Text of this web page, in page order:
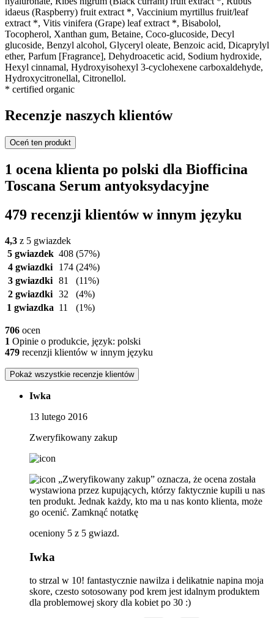
idaeus (Raspberry) fruit extract *, Vaccinium myrtillus fruit/leaf
extract *, Vitis vinifera (Grape) leaf extract *, Bisabolol,
Tocopherol, Xanthan gum, Betaine, Coco-glucoside, Decyl
glucoside, Benzyl alcohol, Glyceryl oleate, Benzoic acid, Dicaprylyl
ether, Parfum [Fragrance], Dehydroacetic acid, Sodium hydroxide,
Hexyl cinnamal, Hydroxyisohexyl 3-cyclohexene carboxaldehyde,
Hydroxycitronellal, Citronellol.
* certified organic
Recenzje naszych klientów
Oceń ten produkt
1 ocena klienta po polski dla Biofficina
Toscana Serum antyoksydacyjne
479 recenzji klientów w innym języku
4,3 z 5 gwiazdek
5 gwiazdek 408 (57%)
4 gwiazdki
174 (24%)
3 gwiazdki 81
(11%)
2 gwiazdki 32
(4%)
1 gwiazdka 11 (1%)
706 ocen
1 Opinie o produkcie, język: polski
479 recenzji klientów w innym języku
Pokaż wszystkie recenzje klientów
Iwka
13 lutego 2016
Zweryfikowany zakup
„Zweryfikowany zakup” oznacza, że ​​ocena została
wystawiona przez kupujących, którzy faktycznie kupili u nas
ten produkt. Jednak każdy, kto ma u nas konto klienta, może
go ocenić. Zamknąć notatkę
oceniony 5 z 5 gwiazd.
Iwka
to strzal w 10! fantastycznie nawilza i delikatnie napina moja
skore, czesto sotosowany pod krem jest idalnym produktem
dla problemowej skory dla kobiet po 30 :)